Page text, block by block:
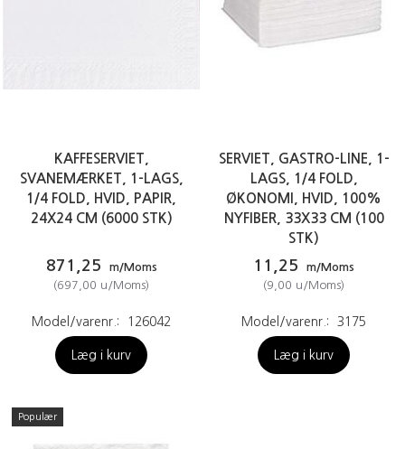
KAFFESERVIET,
SVANEMÆRKET, 1-LAGS,
1/4 FOLD, HVID, PAPIR,
24X24 CM (6000 STK)
871,25
m/Moms
(697,00 u/Moms)
Model/varenr.: 126042
Læg i kurv
SERVIET, GASTRO-LINE, 1-
LAGS, 1/4 FOLD,
ØKONOMI, HVID, 100%
NYFIBER, 33X33 CM (100
STK)
11,25
m/Moms
(9,00 u/Moms)
Model/varenr.: 3175
Læg i kurv
Populær